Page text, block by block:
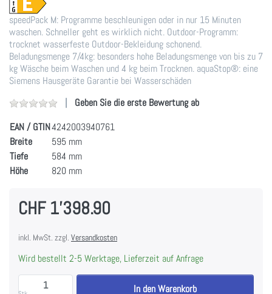
speedPack M: Programme beschleunigen oder in nur 15 Minuten
waschen. Schneller geht es wirklich nicht. Outdoor-Programm:
trocknet wasserfeste Outdoor-Bekleidung schonend.
Beladungsmenge 7/4kg: besonders hohe Beladungsmenge von bis zu 7
kg Wäsche beim Waschen und 4 kg beim Trocknen. aquaStop®: eine
Siemens Hausgeräte Garantie bei Wasserschäden
Geben Sie die erste Bewertung ab
EAN / GTIN4242003940761
Breite
595 mm
Tiefe
584 mm
Höhe
820 mm
CHF 1'398.90
inkl. MwSt. zzgl. Versandkosten
Wird bestellt 2-5 Werktage, Lieferzeit auf Anfrage
Siemens WK14D543CH iQ500 Einbau-
In den Warenkorb